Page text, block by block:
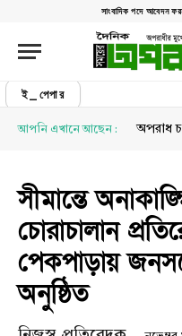
সাংবাদিক পদে আবেদন
ই_পেপার
আপনি এখানে আছেন : অপরাধ
সীমান্তে
চোরাচালান
পেকপাড়ায়
অনুষ্ঠিত